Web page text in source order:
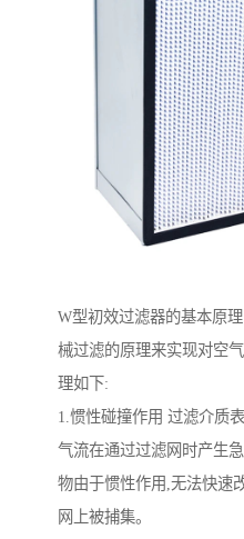
W型初效过滤器的基本原
械过滤的原理来实现对空
理如下:
1.惯性碰撞作用 过滤介质
气流在通过过滤网时产生
物由于惯性作用,无法快速
网上被捕集。